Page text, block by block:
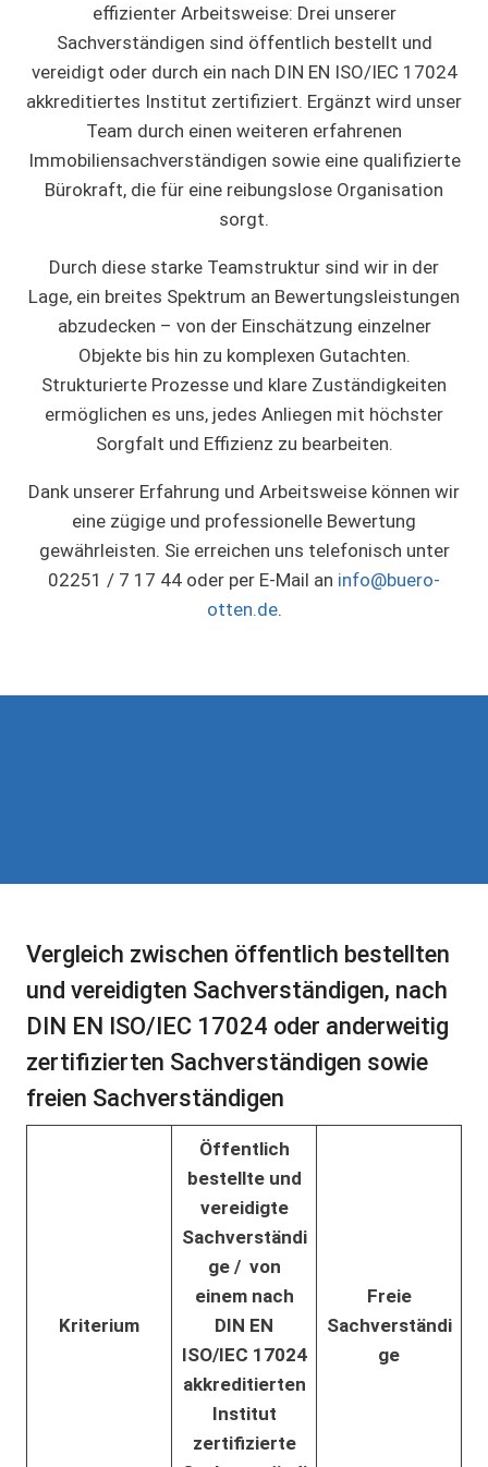
effizienter Arbeitsweise: Drei unserer
Sachverständigen sind öffentlich bestellt und
vereidigt oder durch ein nach DIN EN ISO/IEC 17024
akkreditiertes Institut zertifiziert. Ergänzt wird unser
Team durch einen weiteren erfahrenen
Immobiliensachverständigen sowie eine qualifizierte
Bürokraft, die für eine reibungslose Organisation
sorgt.
Durch diese starke Teamstruktur sind wir in der
Lage, ein breites Spektrum an Bewertungsleistungen
abzudecken – von der Einschätzung einzelner
Objekte bis hin zu komplexen Gutachten.
Strukturierte Prozesse und klare Zuständigkeiten
ermöglichen es uns, jedes Anliegen mit höchster
Sorgfalt und Effizienz zu bearbeiten.
Dank unserer Erfahrung und Arbeitsweise können wir
eine zügige und professionelle Bewertung
gewährleisten. Sie erreichen uns telefonisch unter
02251 / 7 17 44 oder per E-Mail an info@buero-
otten.de.
Vergleich zwischen öffentlich bestellten
und vereidigten Sachverständigen, nach
DIN EN ISO/IEC 17024 oder anderweitig
zertifizierten Sachverständigen sowie
freien Sachverständigen
Kriterium
Öffentlich
bestellte und
vereidigte
Sachverständi
ge / von
einem nach
DIN EN
ISO/IEC 17024
akkreditierten
Institut
zertifizierte
Freie
Sachverständi
ge